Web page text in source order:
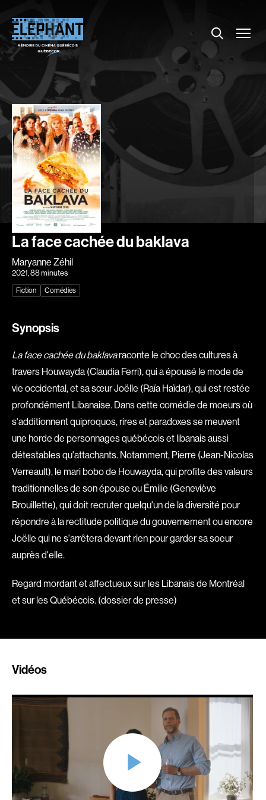
Menu
Explorer le répertoire
Projections
Entrevues
Nouvelles
À propos
Dossiers
Comment louer un film ?
Contact
FAQ
About us
Explorer par
Action
Animation
Art
Aventure
Biographiques
Comédies
Comédies musicales
Documentaires
Drames
Érotiques
Étudiants
Famille
Fantastiques
Fiction
Guerre
Historiques
Horreur
Musicaux
Policiers
Romantiques
Science-fiction
Sports
Décennies
2000
2010
(Daniel Grou) Podz
Absa Moussa Sene
Adam Camil
Adam Mark
La face cachée du baklava
Maryanne Zéhil
2021, 88 minutes
Fiction Comédies
Synopsis
La face cachée du baklavaraconte le choc des cultures à
travers Houwayda (Claudia Ferri), qui a épousé le mode de
vie occidental, et sa sœur Joëlle (Raïa Haïdar), qui est restée
profondément Libanaise. Dans cette comédie de moeurs où
s'additionnent quiproquos, rires et paradoxes se meuvent
une horde de personnages québécois et libanais aussi
détestables qu'attachants. Notamment, Pierre (Jean-Nicolas
Verreault), le mari bobo de Houwayda, qui profite des valeurs
traditionnelles de son épouse ou Émilie (Geneviève
Brouillette), qui doit recruter quelqu'un de la diversité pour
répondre à la rectitude politique du gouvernement ou encore
Joëlle qui ne s'arrêtera devant rien pour garder sa soeur
auprès d'elle.
Regard mordant et affectueux sur les Libanais de Montréal
et sur les Québécois. (dossier de presse)
Vidéos